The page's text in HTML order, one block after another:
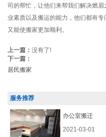
司的帮忙，让他们来帮我们解决燃
业素质以及搬运的能力，他们都有
又能使搬家更加顺利。
上一篇： 没有了!
下一篇：
居民搬家
服务推荐
办公室搬迁
2021-03-01